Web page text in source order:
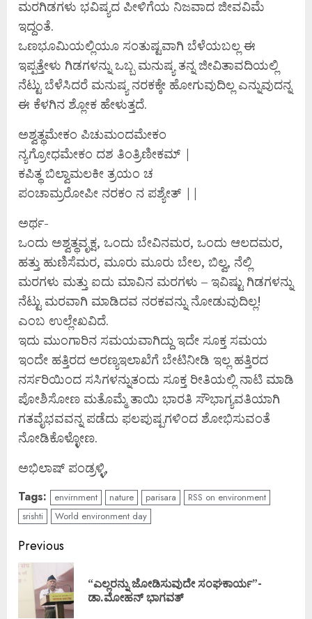
ಮರಗಿಡಗಳು ಭವಿಷ್ಯದ ಪೀಳಿಗೆಯ ನಿಜವಾದ ಜೀವವಿಮೆ
ಇದ್ದಂತೆ.
ಒಣಭೂಮಿಯಲ್ಲಿಯೂ ಸಂತುಷ್ಟವಾಗಿ ಬೆಳೆಯಬಲ್ಲ ಈ
ಇಪ್ಪತ್ತೇಳು ಗಿಡಗಳನ್ನು ಒಬ್ಬ ಮನುಷ್ಯ ತನ್ನ ಜೀವಿತಾವದಿಯಲ್ಲಿ
ನೆಟ್ಟು ಬೆಳೆಸಿದರೆ ಮನುಷ್ಯ ನರಕಕ್ಕೇ ಹೋಗುವುದಿಲ್ಲ ಎನ್ನುವುದನ್ನ
ಈ ಕೆಳಗಿನ ಶ್ಲೋಕ ಹೇಳುತ್ತದೆ.
ಅಶ್ವತ್ಥಮೇಕಂ ಪಿಚುಮಂದಮೇಕಂ
ನ್ಯಗ್ರೋಧಮೇಕಂ ದಶ ತಿಂತ್ರಿಣೀಕಮ್ |
ಕಪಿತ್ಥ ಬಿಲ್ವಾಮಲಕೀ ತ್ರಯಂ ಚ
ಪಂಚಾಮ್ರರೋಪೀ ನರಕಂ ನ ಪಶ್ಯೇತ್ ||
ಅರ್ಥ-
ಒಂದು ಅಶ್ವತ್ಥವೃಕ್ಷ, ಒಂದು ಬೇವಿನಮರ, ಒಂದು ಆಲದಮರ,
ಹತ್ತು ಹುಣಿಸೆಮರ, ಮೂರು ಮೂರು ಬೇಲ, ಬಿಲ್ವ, ನೆಲ್ಲಿ
ಮರಗಳು ಮತ್ತು ಐದು ಮಾವಿನ ಮರಗಳು – ಇವಿಷ್ಟು ಗಿಡಗಳನ್ನು
ನೆಟ್ಟು ಮರವಾಗಿ ಮಾಡಿದವ ನರಕವನ್ನು ನೋಡುವುದಿಲ್ಲ!
ಎಂಬ ಉಲ್ಲೇಖವಿದೆ.
ಇದು ಮುಂಗಾರಿನ ಸಮಯವಾಗಿದ್ದು ಇದೇ ಸೂಕ್ತ ಸಮಯ
ಇಂದೇ ಹತ್ತಿರದ ಅರಣ್ಯಇಲಾಖೆಗೆ ಬೇಟಿನೀಡಿ ಇಲ್ಲ ಹತ್ತಿರದ
ನರ್ಸರಿಯಿಂದ ಸಸಿಗಳನ್ನುತಂದು ಸೂಕ್ತ ರೀತಿಯಲ್ಲಿ ನಾಟಿ ಮಾಡಿ
ಪೋಶಿಸೋಣ ಮತೊಮ್ಮೆ ತಾಯಿ ಭಾರತಿ ಸೌಭಾಗ್ಯವತಿಯಾಗಿ
ಗತವೈಭವವನ್ನ ಪಡೆದು ಫಲಪುಷ್ಪಗಳಿಂದ ಶೋಭಿಸುವಂತೆ
ನೋಡಿಕೊಳ್ಳೋಣ.
ಅಭಿಲಾಷ್ ಪಂಡ್ರಳ್ಳಿ,
Tags: envirnment nature parisara
RSS on environment
srishti
World environment day
Continue
Reading
Previous
“ಎಲ್ಲರನ್ನು ಜೋಡಿಸುವುದೇ ಸಂಘಕಾರ್ಯ”-
ಡಾ.ಮೋಹನ್ ಭಾಗವತ್